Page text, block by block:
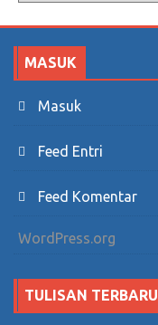
MASUK
Masuk
Feed Entri
Feed Komentar
WordPress.org
TULISAN TERBARU